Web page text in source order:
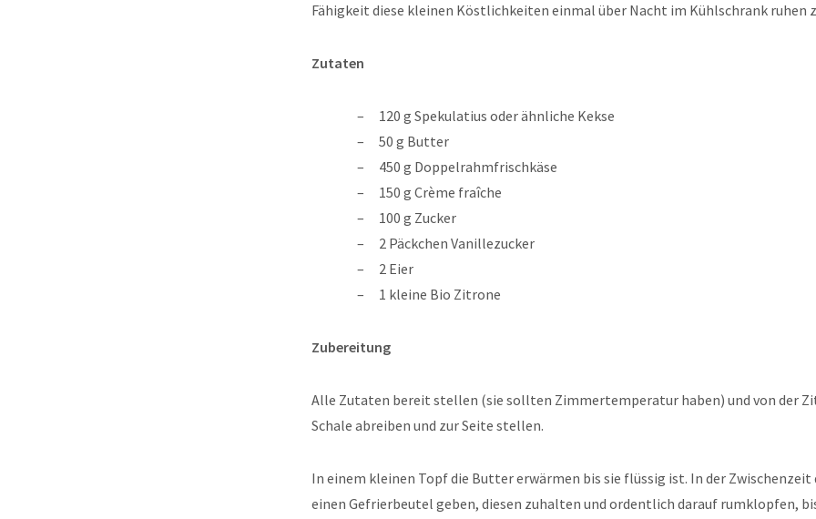
Fähigkeit diese kleinen Köstlichkeiten einmal über Nacht im Kühlschrank ruhen
Zutaten
120 g Spekulatius oder ähnliche Kekse
50 g Butter
450 g Doppelrahmfrischkäse
150 g Crème fraîche
100 g Zucker
2 Päckchen Vanillezucker
2 Eier
1 kleine Bio Zitrone
Zubereitung
Alle Zutaten bereit stellen (sie sollten Zimmertemperatur haben) und von der
Schale abreiben und zur Seite stellen.
In einem kleinen Topf die Butter erwärmen bis sie flüssig ist. In der Zwischenzeit
einen Gefrierbeutel geben, diesen zuhalten und ordentlich darauf rumklopfen,